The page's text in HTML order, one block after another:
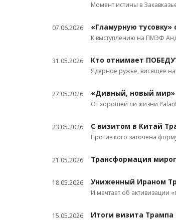
Момент истины в
07.06.2026 «Гламурную тусовку»
К выступлению на ПМЭФ
31.05.2026 Кто отнимает
Ядерное ружье, висящее на
27.05.2026 «Дивный, новый
От хорошей ли жизни
23.05.2026 С визитом в Китай
Против кого заточена
21.05.2026 Трансформация
18.05.2026 Униженный Ираном
И мечтает об активизации
15.05.2026 Итоги визита Трампа